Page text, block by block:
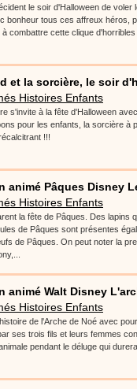
le soir d'Halloween de voler
bonheur tous ces affreux héros,
combattre cette clique d'horribles
et la sorcière, le soir
Histoires Enfants
s'invite à la fête d'Halloween
pour les enfants, la sorcière à
!!!
animé Pâques Disney
Histoires Enfants
la fête de Pâques. Des
de Pâques sont présentes
de Pâques. On peut noter la
animé Walt Disney
Histoires Enfants
de l'Arche de Noé avec
ses trois fils et leurs femmes
pendant le déluge qui